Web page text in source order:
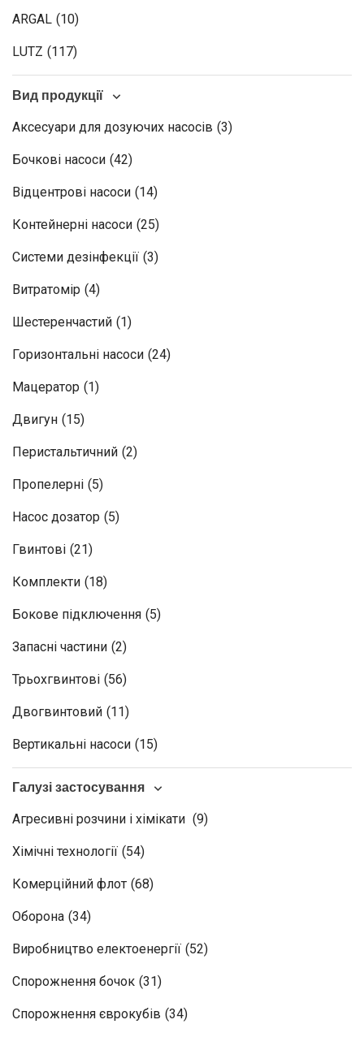
ARGAL (10)
LUTZ (117)
Вид продукції
Аксесуари для дозуючих насосів (3)
Бочкові насоси (42)
Відцентрові насоси (14)
Контейнерні насоси (25)
Системи дезінфекції (3)
Витратомір (4)
Шестеренчастий (1)
Горизонтальні насоси (24)
Мацератор (1)
Двигун (15)
Перистальтичний (2)
Пропелерні (5)
Насос дозатор (5)
Гвинтові (21)
Комплекти (18)
Бокове підключення (5)
Запасні частини (2)
Трьохгвинтові (56)
Двогвинтовий (11)
Вертикальні насоси (15)
Галузі застосування
Агресивні розчини і хімікати (9)
Хімічні технології (54)
Комерційний флот (68)
Оборона (34)
Виробництво електоенергії (52)
Спорожнення бочок (31)
Спорожнення єврокубів (34)